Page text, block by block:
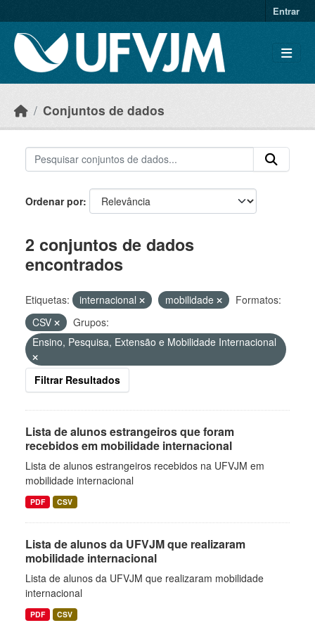
Entrar
Conjuntos de dados
Ordenar por
2 conjuntos de dados
encontrados
Etiquetas: internacional mobilidade
Formatos:
CSV
Grupos:
Ensino, Pesquisa, Extensão e Mobilidade Internacional
Filtrar Resultados
Lista de alunos estrangeiros que foram
recebidos em mobilidade internacional
Lista de alunos estrangeiros recebidos na UFVJM em
mobilidade internacional
PDF CSV
Lista de alunos da UFVJM que realizaram
mobilidade internacional
Lista de alunos da UFVJM que realizaram mobilidade
internacional
PDF CSV